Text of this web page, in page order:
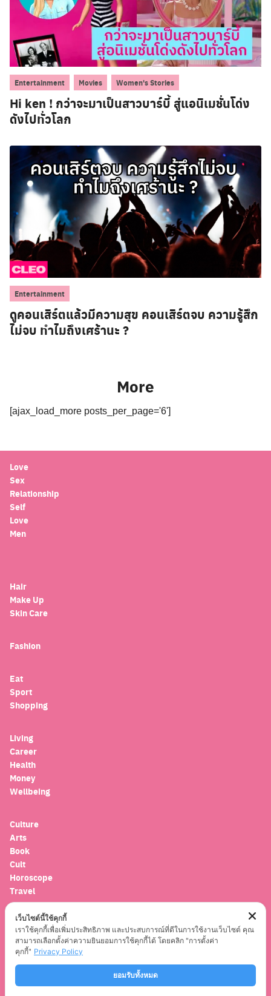
Entertainment Movies Women's Stories
Hi ken ! กว่าจะมาเป็นสาวบาร์บี้ สู่แอนิเมชั่นโด่ง
ดังไปทั่วโลก
Entertainment
ดูคอนเสิร์ตแล้วมีความสุข คอนเสิร์ตจบ ความรู้สึก
ไม่จบ ทำไมถึงเศร้านะ ?
More
[ajax_load_more posts_per_page='6']
Love
Sex
Relationship
Self
Love
Men
Hair
Make Up
Skin Care
Fashion
Eat
Sport
Shopping
Living
Career
Health
Money
Wellbeing
Culture
Arts
Book
Cult
Horoscope
Travel
Entertainment
Celebrity
Movies
Musics
เว็บไซต์นี้ใช้คุกกี้
เราใช้คุกกี้เพื่อเพิ่มประสิทธิภาพ และประสบการณ์ที่ดีในการใช้งานเว็บไซต์ คุณ
สามารถเลือกตั้งค่าความยินยอมการใช้คุกกี้ได้ โดยคลิก "การตั้งค่า
คุกกี้" Privacy Policy
ยอมรับทั้งหมด